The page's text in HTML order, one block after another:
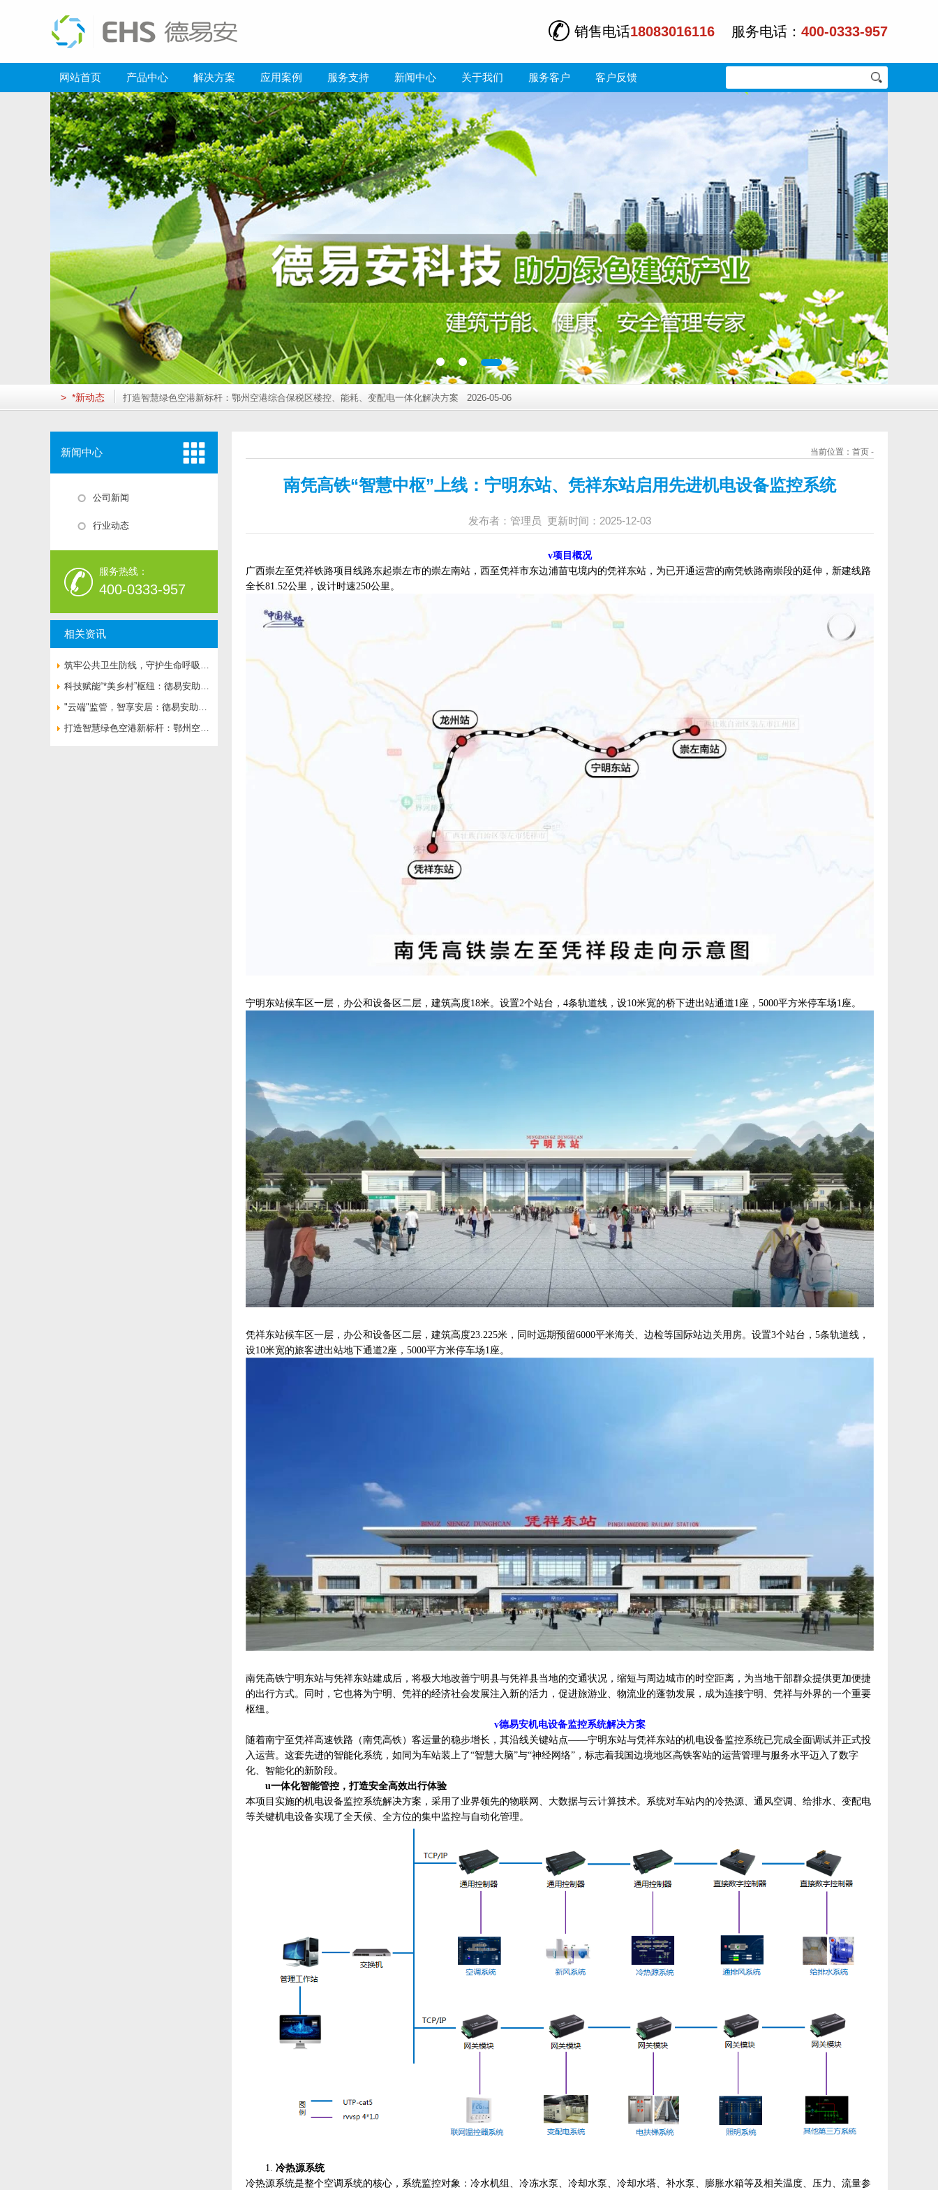
销售电话18083016116 服务电话： 400-0333-957
网站首页 产品中心 解决方案 应用案例 服务支持 新闻中心 关于我们 服务客户 客户反馈
> *新动态
打造智慧绿色空港新标杆：鄂州空港综合保税区楼控、能耗、变配电一体化解决方案 2026-05-06
绿色医疗的“智慧大脑”：贺州市人民医院建筑能耗监测系统成效显著 2026-04-07
重庆德易安科技发展有限公司成功取得ISO14001及ISO45001双认证， 迈入“三标一体”管理新阶段 2026-03-16
筑牢公共卫生防线，守护生命呼吸通道——济南市**人民医院负压病房空气流向系统全面升级 2026-08-05
科技赋能“*美乡村”枢纽：德易安助力婺源火车站打造绿色智慧新地标 2026-07-06
"云端"监管，智享安居：德易安助力莲花湖住宅打造绿色智慧社区新标杆 2026-06-05
打造智慧绿色空港新标杆：鄂州空港综合保税区楼控、能耗、变配电一体化解决方案 2026-05-06
重庆德易安科技发展有限公司成功取得ISO14001及ISO45001双认证， 迈入“三标一体”管理新阶段 2026-03-16
筑牢公共卫生防线，守护生命呼吸通道——济南市**人民医院负压病房空气流向系统全面升级 2026-08-05
科技赋能“*美乡村”枢纽：德易安助力婺源火车站打造绿色智慧新地标 2026-07-06
"云端"监管，智享安居：德易安助力莲花湖住宅打造绿色智慧社区新标杆 2026-06-05
打造智慧绿色空港新标杆：鄂州空港综合保税区楼控、能耗、变配电一体化解决方案 2026-05-06
重庆德易安科技发展有限公司成功取得ISO14001及ISO45001双认证， 迈入“三标一体”管理新阶段 2026-03-16
筑牢公共卫生防线，守护生命呼吸通道——济南市**人民医院负压病房空气流向系统全面升级 2026-08-05
科技赋能“*美乡村”枢纽：德易安助力婺源火车站打造绿色智慧新地标 2026-07-06
"云端"监管，智享安居：德易安助力莲花湖住宅打造绿色智慧社区新标杆 2026-06-05
新闻中心
公司新闻
行业动态
服务热线：
400-0333-957
相关资讯
筑牢公共卫生防线，守护生命呼吸通
道——济南市**人民医院负压病房空
气流向系统全面升级
科技赋能“*美乡村”枢纽：德易安助力
婺源火车站打造绿色智慧新地标
"云端"监管，智享安居：德易安助力
莲花湖住宅打造绿色智慧社区新标杆
打造智慧绿色空港新标杆：鄂州空港
当前位置：首页 -
南凭高铁“智慧中枢”上线：宁明东站、凭祥东站启用先进机电设备监控系统
发布者：管理员 更新时间：2025-12-03
v项目概况
广西崇左至凭祥铁路项目线路东起崇左市的崇左南站，西至凭祥市东边浦苗屯境内的凭祥东站，为已开通运营的南凭铁路南崇段的延伸 ， 新建线路
全长81.52公里，设计时速250公里 。
宁明东站候车区一层，办公和设备区二层，建筑高度18米。设置2个站台，4条轨道线，设10米宽的桥下进出站通道1座，5000平方米停车场1座。
凭祥东站候车区一层，办公和设备区二层，建筑高度23.225米，同时远期预留6000平米海关、边检等国际站边关用房。设置3个站台，5条轨道线，
设10米宽的旅客进出站地下通道2座，5000平方米停车场1座。
南凭高铁宁明东站与凭祥东站建成后，将极大地改善宁明县与凭祥县当地的交通状况，缩短与周边城市的时空距离，为当地干部群众提供更加便捷
的出行方式。同时，它也将为宁明、凭祥的经济社会发展注入新的活力，促进旅游业、物流业的蓬勃发展，成为连接宁明、凭祥与外界的一个重要
枢纽。
v德易安机电设备监控系统解决方案
随着南宁至凭祥高速铁路（南凭高铁）客运量的稳步增长，其沿线关键站点——宁明东站与凭祥东站的机电设备监控系统已完成全面调试并正式投
入运营。这套先进的智能化系统，如同为车站装上了“智慧大脑”与“神经网络”，标志着我国边境地区高铁客站的运营管理与服务水平迈入了数字
化、智能化的新阶段。
u一体化智能管控，打造安全高效出行体验
本项目 实施的机电设备监控系统解决方案，采用了业界领先的物联网、大数据与云计算技术。系统对车站内的冷热源、 通风空调、给排水、变配电
等关键机电设备实现了全天候、全方位的集中监控与自动化管理。
1. 冷热源系统
冷热源系统是整个空调系统的核心，系统监控对象：冷水机组、冷冻水泵、冷却水泵、冷却水塔、补水泵、膨胀水箱等及相关温度、压力、流量参